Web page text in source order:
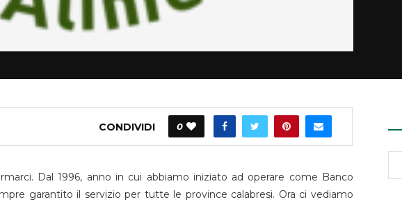
CONDIVIDI 0
Dal 1996, anno in cui abbiamo iniziato ad operare come Banco
garantito il servizio per tutte le province calabresi. Ora ci vediamo